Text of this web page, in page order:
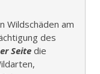
Wildschäden am
des
Seite die